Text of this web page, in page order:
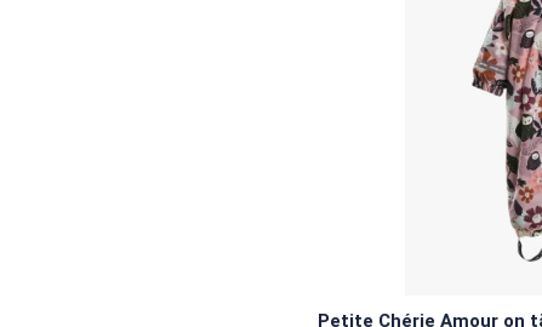
Petite Chérie Amour on